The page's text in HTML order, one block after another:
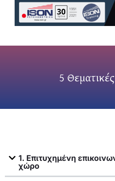
5
1. Επιτυχημένη
χώρο